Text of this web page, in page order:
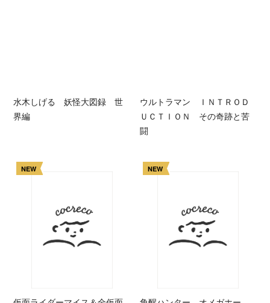
水木しげる 妖怪大図録 世
界編
ウルトラマン ＩＮＴＲＯＤ
ＵＣＴＩＯＮ その奇跡と苦
闘
NEW NEW